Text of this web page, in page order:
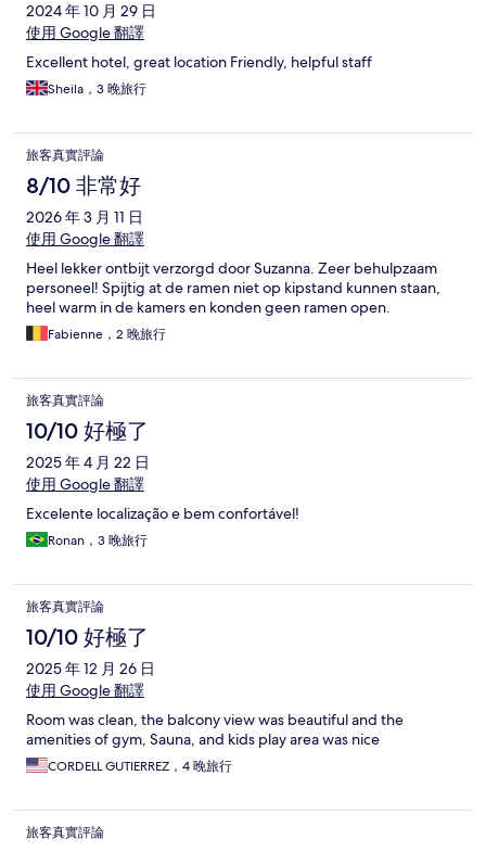
2024 年 10 月 29 日
使用 Google 翻譯
Excellent hotel, great location Friendly, helpful staff
Sheila，3 晚旅行
旅客真實評論
8/10 非常好
2026 年 3 月 11 日
使用 Google 翻譯
Heel lekker ontbijt verzorgd door Suzanna. Zeer behulpzaam
personeel! Spijtig at de ramen niet op kipstand kunnen staan,
heel warm in de kamers en konden geen ramen open.
Fabienne，2 晚旅行
旅客真實評論
10/10 好極了
2025 年 4 月 22 日
使用 Google 翻譯
Excelente localização e bem confortável!
Ronan，3 晚旅行
旅客真實評論
10/10 好極了
2025 年 12 月 26 日
使用 Google 翻譯
Room was clean, the balcony view was beautiful and the
amenities of gym, Sauna, and kids play area was nice
CORDELL GUTIERREZ，4 晚旅行
旅客真實評論